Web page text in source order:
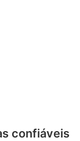
confiáveis